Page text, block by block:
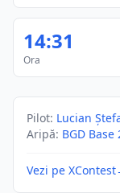
14:31
Ora
Pilot: Lucian
Aripă: BGD Base
Vezi pe XContest